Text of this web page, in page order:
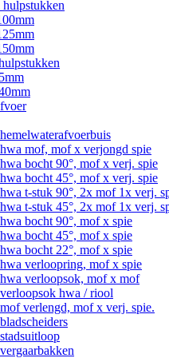
mof, mof x verjongd spie
bocht 90°, mof x verj. spie
bocht 45°, mof x verj. spie
t-stuk 90°, 2x mof 1x verj.
t-stuk 45°, 2x mof 1x verj.
bocht 90°, mof x spie
bocht 45°, mof x spie
bocht 22°, mof x spie
verloopring, mof x spie
verloopsok, mof x mof
hwa / riool
verlengd, mof x verj. spie.